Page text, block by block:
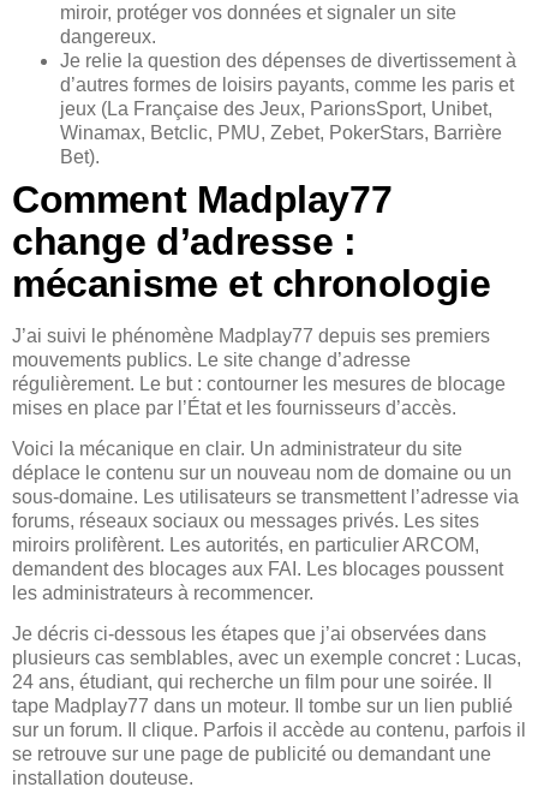
miroir, protéger vos données et signaler un site
dangereux.
Je relie la question des dépenses de divertissement à
d’autres formes de loisirs payants, comme les paris et
jeux (La Française des Jeux, ParionsSport, Unibet,
Winamax, Betclic, PMU, Zebet, PokerStars, Barrière
Bet).
Comment Madplay77
change d’adresse :
mécanisme et chronologie
J’ai suivi le phénomène Madplay77 depuis ses premiers
mouvements publics. Le site change d’adresse
régulièrement. Le but : contourner les mesures de blocage
mises en place par l’État et les fournisseurs d’accès.
Voici la mécanique en clair. Un administrateur du site
déplace le contenu sur un nouveau nom de domaine ou un
sous-domaine. Les utilisateurs se transmettent l’adresse via
forums, réseaux sociaux ou messages privés. Les sites
miroirs prolifèrent. Les autorités, en particulier ARCOM,
demandent des blocages aux FAI. Les blocages poussent
les administrateurs à recommencer.
Je décris ci-dessous les étapes que j’ai observées dans
plusieurs cas semblables, avec un exemple concret : Lucas,
24 ans, étudiant, qui recherche un film pour une soirée. Il
tape Madplay77 dans un moteur. Il tombe sur un lien publié
sur un forum. Il clique. Parfois il accède au contenu, parfois il
se retrouve sur une page de publicité ou demandant une
installation douteuse.